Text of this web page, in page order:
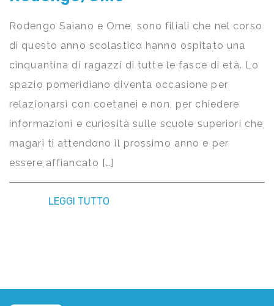
Rodengo Saiano e Ome, sono filiali che nel corso
di questo anno scolastico hanno ospitato una
cinquantina di ragazzi di tutte le fasce di età. Lo
spazio pomeridiano diventa occasione per
relazionarsi con coetanei e non, per chiedere
informazioni e curiosità sulle scuole superiori che
magari ti attendono il prossimo anno e per
essere affiancato […]
LEGGI TUTTO